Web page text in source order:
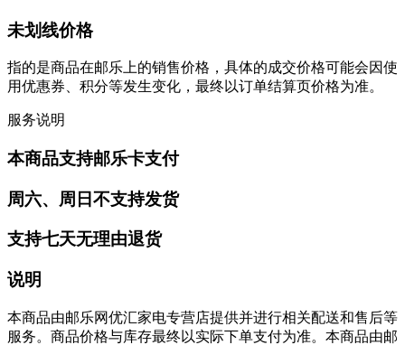
未划线价格
指的是商品在邮乐上的销售价格，具体的成交价格可能会因使
用优惠券、积分等发生变化，最终以订单结算页价格为准。
服务说明
本商品支持邮乐卡支付
周六、周日不支持发货
支持七天无理由退货
说明
本商品由邮乐网优汇家电专营店提供并进行相关配送和售后等
服务。商品价格与库存最终以实际下单支付为准。本商品由邮